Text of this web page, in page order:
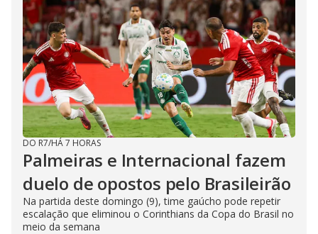
DO R7/HÁ 7 HORAS
Palmeiras e Internacional fazem
duelo de opostos pelo Brasileirão
Na partida deste domingo (9), time gaúcho pode repetir
escalação que eliminou o Corinthians da Copa do Brasil no
meio da semana